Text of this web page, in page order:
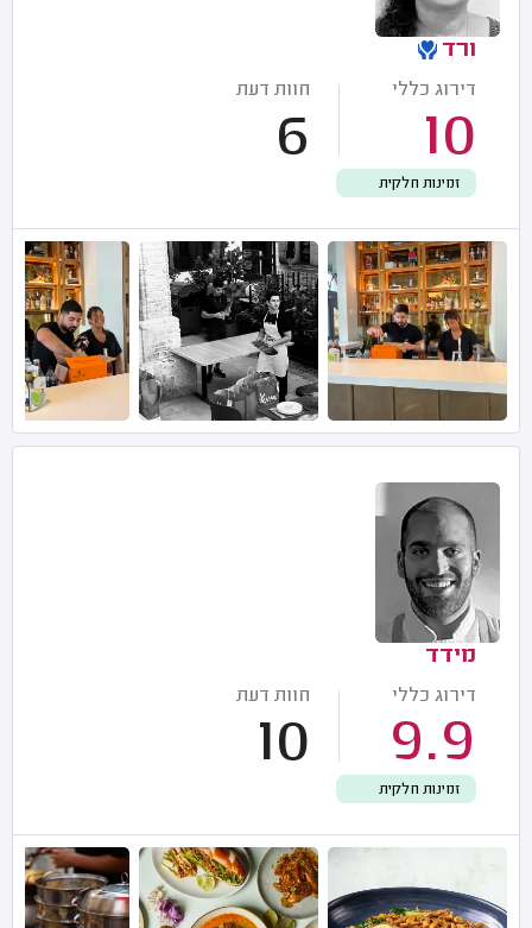
ורד
דירוג כללי
10
חוות דעת
6
זמינות חלקית
מידד
דירוג כללי
9.9
חוות דעת
10
זמינות חלקית